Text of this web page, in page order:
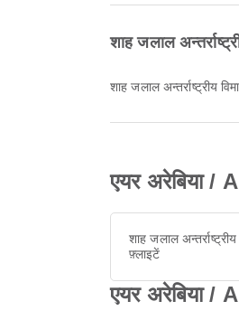
शाह जलाल
शाह जलाल
एयर अरेबिया /
शाह जलाल
फ़्लाइटें
एयर अरेबिया /